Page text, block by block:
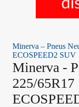
Minerva – Pneus
ECOSPEED2 SUV
Minerva -
225/